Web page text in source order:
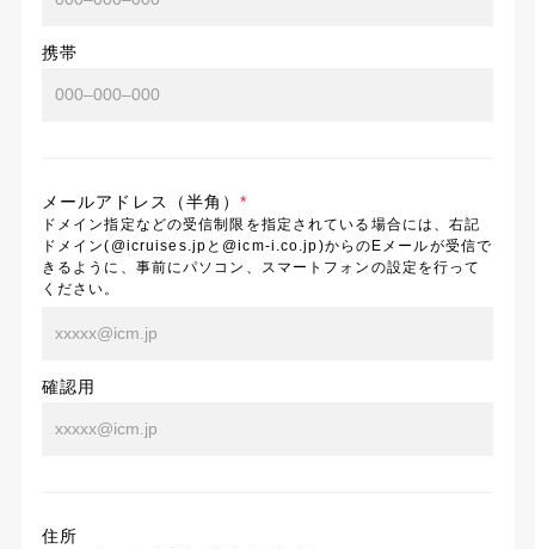
携帯
メールアドレス（半角）*
ドメイン指定などの受信制限を指定されている場合には、右記
ドメイン(@icruises.jpと@icm-i.co.jp)からのEメールが受信で
きるように、事前にパソコン、スマートフォンの設定を行って
ください。
確認用
住所